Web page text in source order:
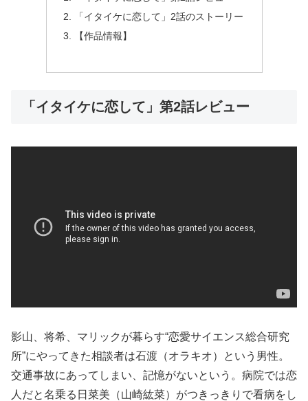
「イタイケに恋して」2話のストーリー
【作品情報】
「イタイケに恋して」第2話レビュー
影山、将希、マリックが暮らす“恋愛サイエンス総合研究
所”にやってきた相談者は石渡（オラキオ）という男性。
交通事故にあってしまい、記憶がないという。病院では恋
人だと名乗る日菜美（山崎紘菜）がつきっきりで看病をし